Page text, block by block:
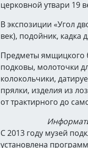
церковной утвари 19
В экспозиции «Угол
век), подойник, кадка
Предметы ямщицкого
подковы, молоточки
колокольчики,
прялки, изделия из
от трактирного до
С 2013 году музей
установлена